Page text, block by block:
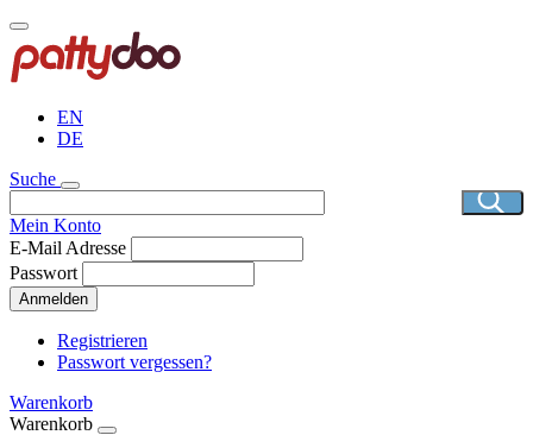
Direkt
zum
Inhalt
EN
DE
Suche
Mein Konto
E-Mail Adresse
Passwort
Anmelden
Registrieren
Passwort vergessen?
Warenkorb
Warenkorb